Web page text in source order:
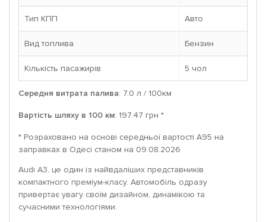
Тип КПП Авто
Вид топлива Бензин
Кількість пасажирів 5 чoл
Середня витрата палива: 7.0 л / 100км
Вартість шляху в 100 км: 197.47 грн *
* Розраховано на основі середньої вартості A95 на
заправках в Одесі станом на 09.08.2026
Audi A3, це один із найвдаліших представників
компактного преміум-класу. Автомобіль одразу
привертає увагу своїм дизайном, динамікою та
сучасними технологіями.